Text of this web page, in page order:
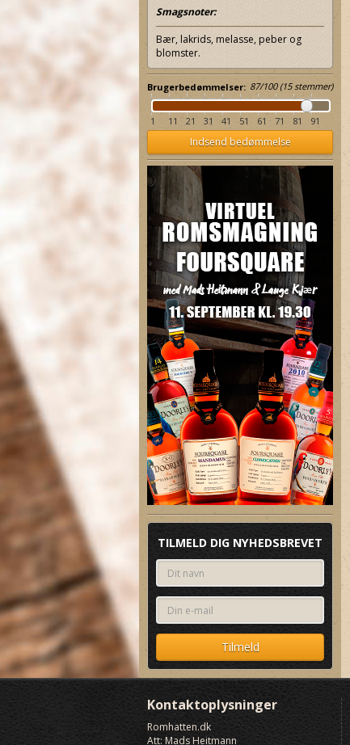
Relaterer 8%
Skipper Clement Rom No. 1
anno 2016
Relaterer 8%
Saint James Rhum XO Extra
Old Agricole
Smagsnoter:
Bær, lakrids, melasse, peber og
blomster.
Brugerbedømmelser: 87/100(15stemmer)
1 11 21 31 41 51 61 71 81 91
Indsend bedømmelse
TILMELD DIG NYHEDSBREVET
Kontaktoplysninger
Romhatten.dk
Att: Mads Heitmann